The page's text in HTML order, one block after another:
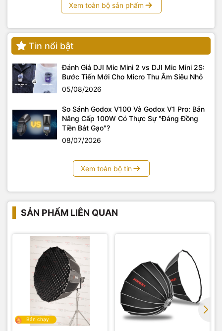
Xem toàn bộ sản phẩm
Tin nổi bật
Đánh Giá DJI Mic Mini 2 vs DJI Mic Mini 2S:
Bước Tiến Mới Cho Micro Thu Âm Siêu Nhỏ
05/08/2026
So Sánh Godox V100 Và Godox V1 Pro: Bản
Nâng Cấp 100W Có Thực Sự "Đáng Đồng
Tiền Bát Gạo"?
08/07/2026
Xem toàn bộ tin
SẢN PHẨM LIÊN QUAN
Bán chạy